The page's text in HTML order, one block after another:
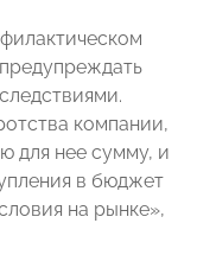
компании,
для нее сумму, и
в бюджет
на рынке»,